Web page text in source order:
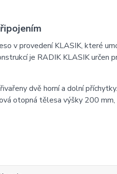
v provedení KLASIK, které
je RADIK KLASIK určen
dvě horní a dolní
otopná tělesa výšky 200